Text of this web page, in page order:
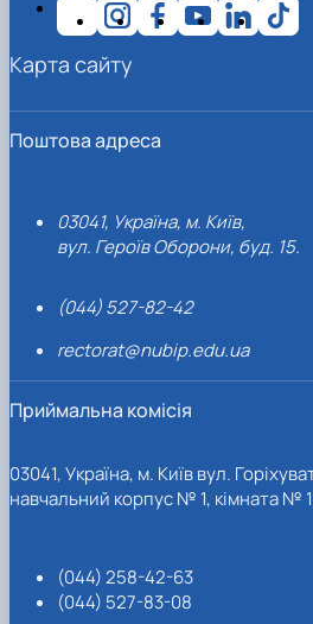
Поштова адреса
03041, Україна, м. Київ,
вул. Героїв Оборони, буд. 15.
(044) 527-82-42
rectorat@nubip.edu.ua
Приймальна комісія
03041, Україна, м. Київ вул.
навчальний корпус № 1, кімната №
(044) 258-42-63
(044) 527-83-08
Карта сайту